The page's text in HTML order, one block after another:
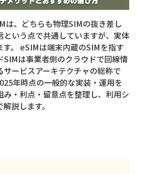
は、どちらも物理SIMの抜き差し
という点で共通していますが、実体
す。 eSIMは端末内蔵のSIMを指す
SIMは事業者側のクラウドで回線情
ービスアーキテクチャの総称で
年時点の一般的な実装・運用を
み・利点・留意点を整理し、利用シ
説します。